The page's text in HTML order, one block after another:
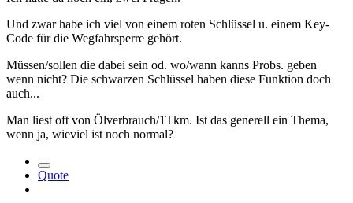
Und zwar habe ich viel von einem roten Schlüssel u. einem Key-
Code für die Wegfahrsperre gehört.
Müssen/sollen die dabei sein od. wo/wann kanns Probs. geben
wenn nicht? Die schwarzen Schlüssel haben diese Funktion doch
auch...
Man liest oft von Ölverbrauch/1Tkm. Ist das generell ein Thema,
wenn ja, wieviel ist noch normal?
Quote